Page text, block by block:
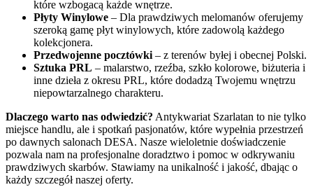
które wzbogacą każde wnętrze.
Płyty Winylowe – Dla prawdziwych melomanów oferujemy
szeroką gamę płyt winylowych, które zadowolą każdego
kolekcjonera.
Przedwojenne pocztówki– z terenów byłej i obecnej Polski.
Sztuka PRL – malarstwo, rzeźba, szkło kolorowe, biżuteria i
inne dzieła z okresu PRL, które dodadzą Twojemu wnętrzu
niepowtarzalnego charakteru.
Dlaczego warto nas odwiedzić? Antykwariat Szarlatan to nie tylko
miejsce handlu, ale i spotkań pasjonatów, które wypełnia przestrzeń
po dawnych salonach DESA. Nasze wieloletnie doświadczenie
pozwala nam na profesjonalne doradztwo i pomoc w odkrywaniu
prawdziwych skarbów. Stawiamy na unikalność i jakość, dbając o
każdy szczegół naszej oferty.